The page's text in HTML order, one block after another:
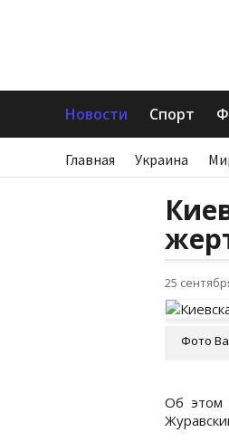
Новости Спорт
Главная Украина
25
Фото
Об этом